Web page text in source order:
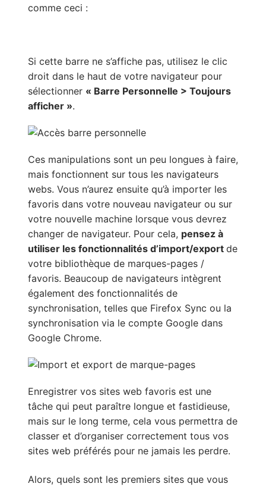
comme ceci :
Si cette barre ne s’affiche pas, utilisez le clic
droit dans le haut de votre navigateur pour
sélectionner « Barre Personnelle > Toujours
afficher ».
Ces manipulations sont un peu longues à faire,
mais fonctionnent sur tous les navigateurs
webs. Vous n’aurez ensuite qu’à importer les
favoris dans votre nouveau navigateur ou sur
votre nouvelle machine lorsque vous devrez
changer de navigateur. Pour cela, pensez à
utiliser les fonctionnalités d’import/export de
votre bibliothèque de marques-pages /
favoris. Beaucoup de navigateurs intègrent
également des fonctionnalités de
synchronisation, telles que Firefox Sync ou la
synchronisation via le compte Google dans
Google Chrome.
Enregistrer vos sites web favoris est une
tâche qui peut paraître longue et fastidieuse,
mais sur le long terme, cela vous permettra de
classer et d’organiser correctement tous vos
sites web préférés pour ne jamais les perdre.
Alors, quels sont les premiers sites que vous